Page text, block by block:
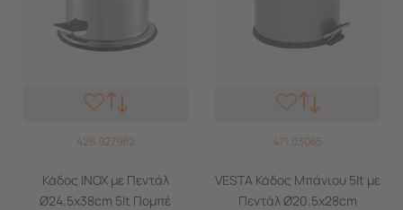
426.927982
Κάδος ΙΝΟΧ με Πεντάλ
Ø24.5x38cm 5lt Πομπέ
471.03065
VESTA Κάδος Μπάνιου 5lt με
Πεντάλ Ø20.5x28cm